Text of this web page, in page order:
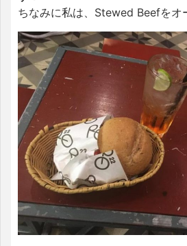
ちなみに私は、Stewed Beefをオ